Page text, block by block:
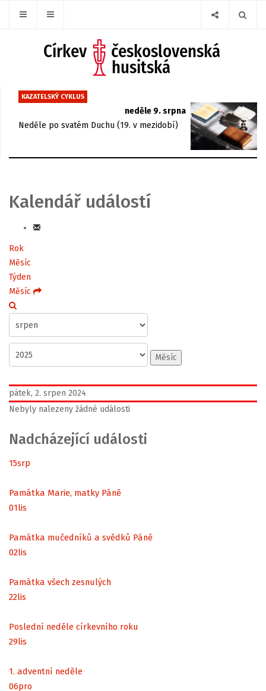
KAZATELSKÝ CYKLUS
neděle 9. srpna
Neděle po svatém Duchu (19. v mezidobí)
Kalendář událostí
Rok
Měsíc
Týden
Měsíc
Měsíc
pátek, 2. srpen 2024
Nebyly nalezeny žádné události
Nadcházející události
15srp
Památka Marie, matky Páně
01lis
Památka mučedníků a svědků Páně
02lis
Památka všech zesnulých
22lis
Poslední neděle církevního roku
29lis
1. adventní neděle
06pro